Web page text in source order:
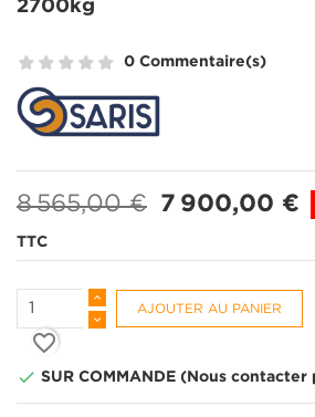
2700kg
0 Commentaire(s)
8 565,00 € 7 900,00 €
TTC
AJOUTER AU PANIER
favorite_border
 SUR COMMANDE (Nous contacter